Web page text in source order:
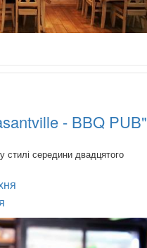
- BBQ PUB"
стилі середини двадцятого